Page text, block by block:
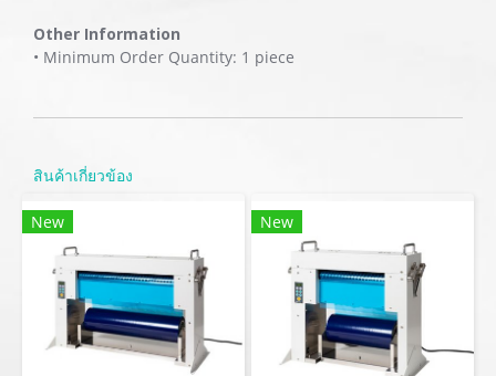
Other Information
• Minimum Order Quantity: 1 piece
สินค้าเกี่ยวข้อง
New New